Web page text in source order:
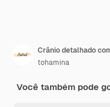
Crânio detalhado
tohamina
Você também pode